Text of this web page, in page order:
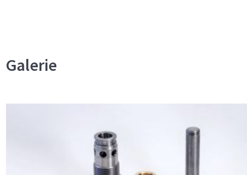
Galerie